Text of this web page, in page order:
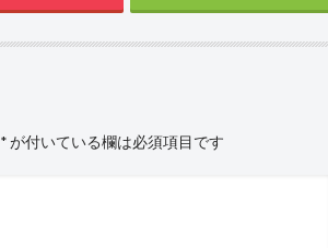
*が付いている欄は必須項目です